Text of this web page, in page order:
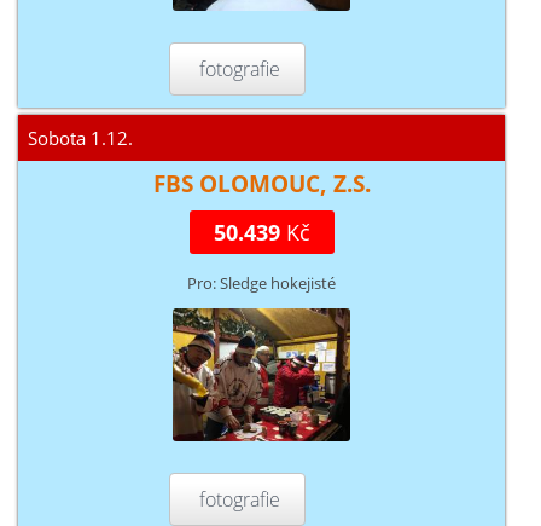
fotografie
Sobota 1.12.
FBS OLOMOUC, Z.S.
50.439Kč
Pro: Sledge hokejisté
fotografie